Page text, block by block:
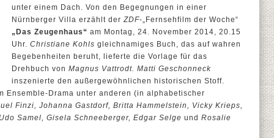
unter einem Dach. Von den Begegnungen in einer
Nürnberger Villa erzählt derZDF-„Fernsehfilm der Woche“
„Das Zeugenhaus“ am Montag, 24. November 2014, 20.15
Uhr. Christiane Kohls gleichnamiges Buch, das auf wahren
Begebenheiten beruht, lieferte die Vorlage für das
Drehbuch von Magnus Vattrodt. Matti Geschonneck
inszenierte den außergewöhnlichen historischen Stoff.
Ensemble-Drama unter anderen (in alphabetischer
Finzi, Johanna Gastdorf, Britta Hammelstein, Vicky Krieps,
Samel, Gisela Schneeberger, Edgar Selge und Rosalie